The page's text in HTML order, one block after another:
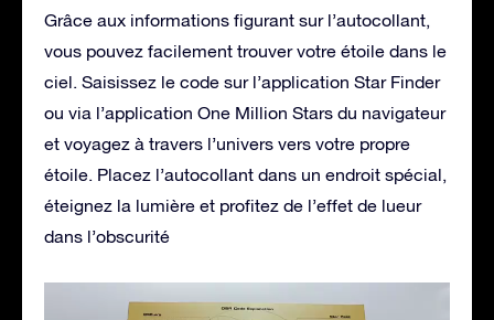
Grâce aux informations figurant sur l’autocollant,
vous pouvez facilement trouver votre étoile dans le
ciel. Saisissez le code sur l’application Star Finder
ou via l’application One Million Stars du navigateur
et voyagez à travers l’univers vers votre propre
étoile. Placez l’autocollant dans un endroit spécial,
éteignez la lumière et profitez de l’effet de lueur
dans l’obscurité